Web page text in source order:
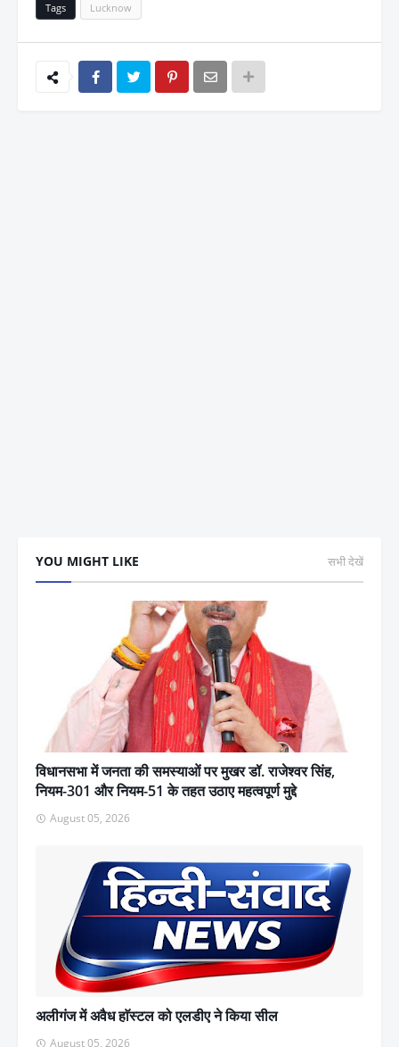
Tags Lucknow
YOU MIGHT LIKE सभी देखें
विधानसभा में जनता की समस्याओं पर मुखर डॉ. राजेश्वर सिंह,
नियम-301 और नियम-51 के तहत उठाए महत्वपूर्ण मुद्दे
August 05, 2026
अलीगंज में अवैध हाॅस्टल को एलडीए ने किया सील
August 05, 2026